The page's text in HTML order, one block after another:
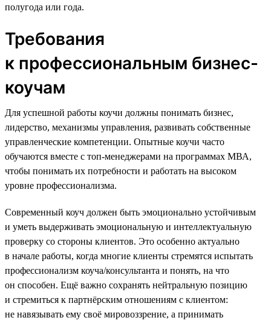
полугода или года.
Требования
к профессиональным бизнес-
коучам
Для успешной работы коучи должны понимать бизнес,
лидерство, механизмы управления, развивать собственные
управленческие компетенции. Опытные коучи часто
обучаются вместе с топ-менеджерами на программах МВА,
чтобы понимать их потребности и работать на высоком
уровне профессионализма.
Современный коуч должен быть эмоционально устойчивым
и уметь выдерживать эмоциональную и интеллектуальную
проверку со стороны клиентов. Это особенно актуально
в начале работы, когда многие клиенты стремятся испытать
профессионализм коуча/консультанта и понять, на что
он способен. Ещё важно сохранять нейтральную позицию
и стремиться к партнёрским отношениям с клиентом:
не навязывать ему своё мировоззрение, а принимать